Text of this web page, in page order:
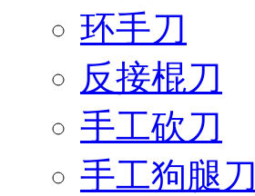
环手刀
反接棍刀
手工砍刀
手工狗腿刀